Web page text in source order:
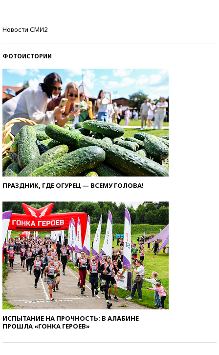
Новости СМИ2
ФОТОИСТОРИИ
ПРАЗДНИК, ГДЕ ОГУРЕЦ — ВСЕМУ ГОЛОВА!
ИСПЫТАНИЕ НА ПРОЧНОСТЬ: В АЛАБИНЕ
ПРОШЛА «ГОНКА ГЕРОЕВ»